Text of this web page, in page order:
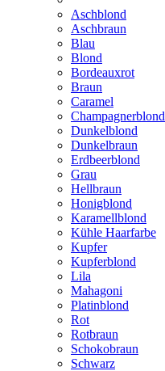
Aschblond
Aschbraun
Blau
Blond
Bordeauxrot
Braun
Caramel
Champagnerblond
Dunkelblond
Dunkelbraun
Erdbeerblond
Grau
Hellbraun
Honigblond
Karamellblond
Kühle Haarfarbe
Kupfer
Kupferblond
Lila
Mahagoni
Platinblond
Rot
Rotbraun
Schokobraun
Schwarz